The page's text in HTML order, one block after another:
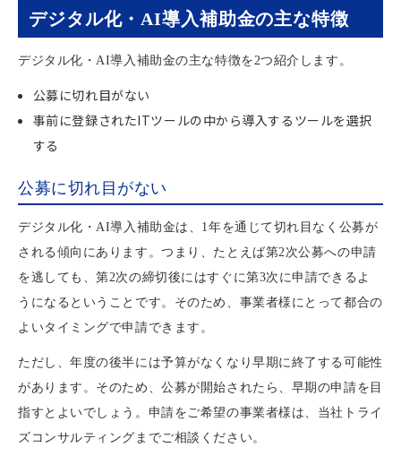
デジタル化・AI導入補助金の主な特徴
デジタル化・AI導入補助金の主な特徴を2つ紹介します。
公募に切れ目がない
事前に登録されたITツールの中から導入するツールを選択
する
公募に切れ目がない
デジタル化・AI導入補助金は、1年を通じて切れ目なく公募が
される傾向にあります。つまり、たとえば第2次公募への申請
を逃しても、第2次の締切後にはすぐに第3次に申請できるよ
うになるということです。そのため、事業者様にとって都合の
よいタイミングで申請できます。
ただし、年度の後半には予算がなくなり早期に終了する可能性
があります。そのため、公募が開始されたら、早期の申請を目
指すとよいでしょう。申請をご希望の事業者様は、当社トライ
ズコンサルティングまでご相談ください。